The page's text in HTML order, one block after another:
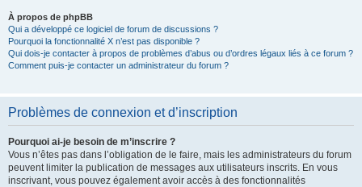
À propos de phpBB
Qui a développé ce logiciel de forum de discussions ?
Pourquoi la fonctionnalité X n’est pas disponible ?
Qui dois-je contacter à propos de problèmes d’abus ou d’ordres légaux liés à ce forum ?
Comment puis-je contacter un administrateur du forum ?
Problèmes de connexion et d’inscription
Pourquoi ai-je besoin de m’inscrire ?
Vous n’êtes pas dans l’obligation de le faire, mais les administrateurs du forum
peuvent limiter la publication de messages aux utilisateurs inscrits. En vous
inscrivant, vous pouvez également avoir accès à des fonctionnalités